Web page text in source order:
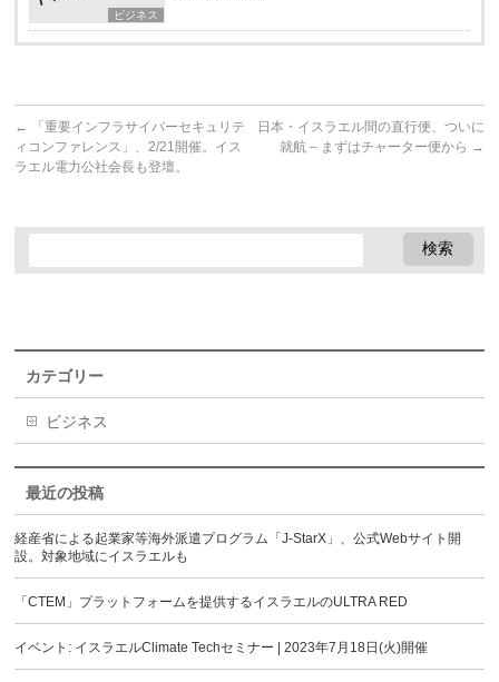
ビジネス
←
「重要インフラサイバーセキュリテ
ィコンファレンス」、2/21開催。イス
ラエル電力公社会長も登壇。
日本・イスラエル間の直行便、ついに
就航 – まずはチャーター便から →
カテゴリー
ビジネス
最近の投稿
経産省による起業家等海外派遣プログラム「J-StarX」、公式Webサイト開
設。対象地域にイスラエルも
「CTEM」プラットフォームを提供するイスラエルのULTRA RED
イベント: イスラエルClimate Techセミナー | 2023年7月18日(火)開催